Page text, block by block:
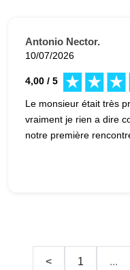
Antonio Nector.
10/07/2026
4,00 / 5
Le monsieur était très
vraiment je rien a dire
notre première
< 1 ...